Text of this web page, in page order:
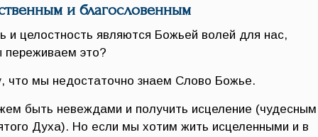
и благословенным
и целостность являются Божьей волей для нас,
переживаем это?
что мы недостаточно знаем Слово Божье.
быть невеждами и получить исцеление (чудесным
Духа). Но если мы хотим жить исцеленными и в